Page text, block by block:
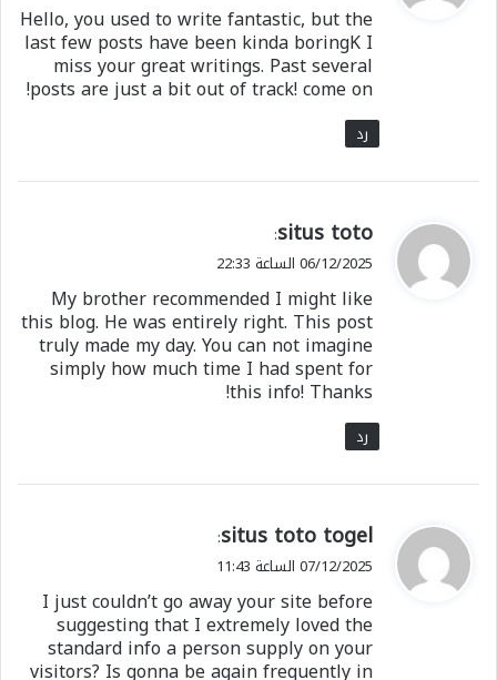
ل
Hello, you used to write fantastic, but the
last few posts have been kinda boringK I
miss your great writings. Past several
posts are just a bit out of track! come on!
رد
ي
ق
ل
situs toto
:
06/12/2025 الساعة 22:33
My brother recommended I might like
this blog. He was entirely right. This post
truly made my day. You can not imagine
simply how much time I had spent for
this info! Thanks!
رد
ي
ق
ل
situs toto togel
:
07/12/2025 الساعة 11:43
I just couldn’t go away your site before
suggesting that I extremely loved the
standard info a person supply on your
visitors? Is gonna be again frequently in